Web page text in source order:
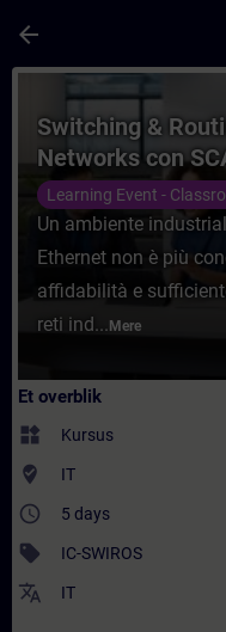
arrow_back
Rute -
Switching &
Networks con
Learning Event -
Un ambiente
Ethernet non è più
affidabilità e
reti ind... Mere
Et overblik
widgets Kursus
where_to_vote IT
access_time 5 days
sell IC-SWIROS
translate IT